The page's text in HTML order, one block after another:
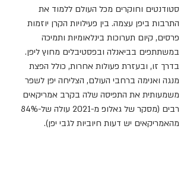
סטודנטים וחוקרים מכל העולם ללמוד את
התרבות ביפן עצמה. בין פעילויות הקרן יוזמות
פרסים, קיום תערוכות בינלאומיות ותמיכה
במשתתפים בביאנלה ובפסטיבלים מחוץ ליפן.
בדרך זו, ובעזרת פעולות אחרות, כולל הפצת
מנגה ואנימה ברחבי העולם, הצליחה יפן לשפר
משמעותית את התפיסה שלה בקרב אמריקאים
מהאמריקאים יש דעות חיוביות לגבי יפן).